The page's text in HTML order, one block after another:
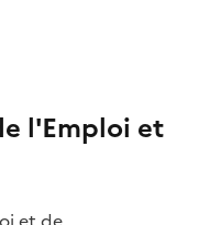
l'Emploi et